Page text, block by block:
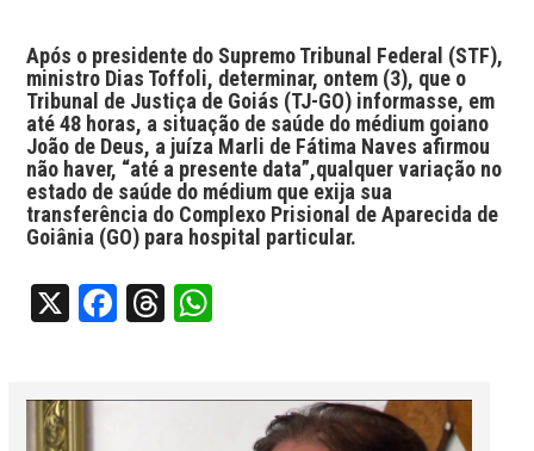
Após o presidente do Supremo Tribunal Federal (STF),
ministro Dias Toffoli, determinar, ontem (3), que o
Tribunal de Justiça de Goiás (TJ-GO) informasse, em
até 48 horas, a situação de saúde do médium goiano
João de Deus, a juíza Marli de Fátima Naves afirmou
não haver, “até a presente data”,qualquer variação no
estado de saúde do médium que exija sua
transferência do Complexo Prisional de Aparecida de
Goiânia (GO) para hospital particular.
X Facebook
Threads